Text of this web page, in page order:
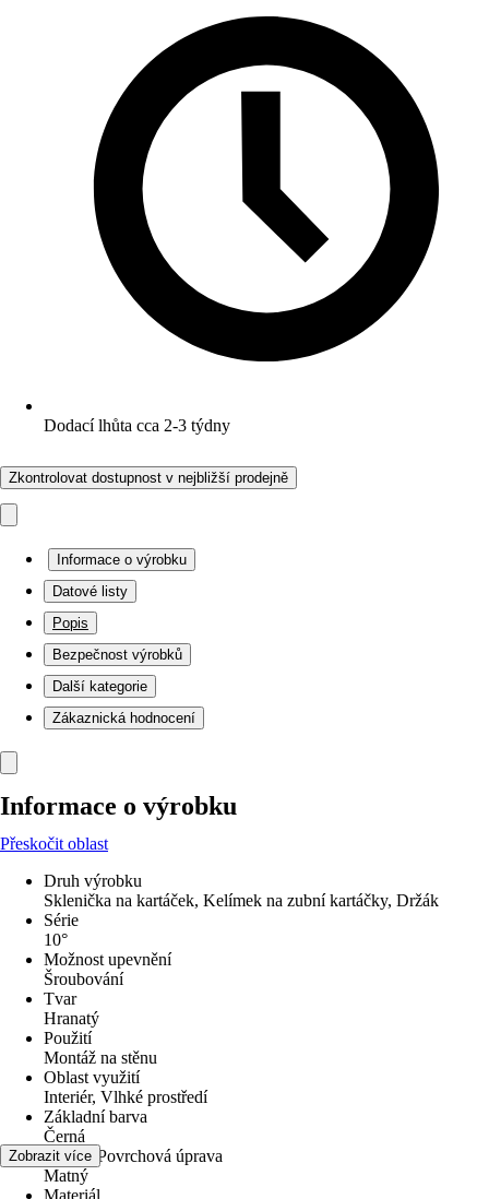
Dodací lhůta cca 2-3 týdny
Zkontrolovat dostupnost v nejbližší prodejně
Informace o výrobku
Datové listy
Popis
Bezpečnost výrobků
Další kategorie
Zákaznická hodnocení
Informace o výrobku
Přeskočit oblast
Druh výrobku
Sklenička na kartáček, Kelímek na zubní kartáčky, Držák
Série
10°
Možnost upevnění
Šroubování
Tvar
Hranatý
Použití
Montáž na stěnu
Oblast využití
Interiér, Vlhké prostředí
Základní barva
Černá
Povrch/Povrchová úprava
Matný
Materiál
Zobrazit více